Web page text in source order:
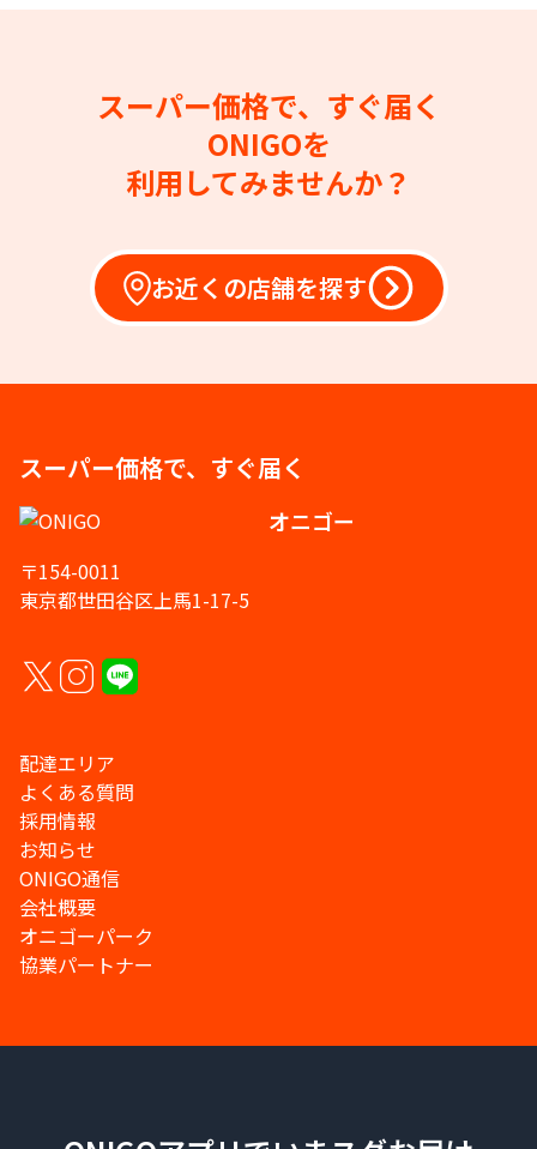
スーパー価格で、すぐ届く
ONIGOを
利用してみませんか？
お近くの店舗を探す
スーパー価格で、すぐ届く
オニゴー
〒154-0011
東京都世田谷区上馬1-17-5
配達エリア
よくある質問
採用情報
お知らせ
ONIGO通信
会社概要
オニゴーパーク
協業パートナー